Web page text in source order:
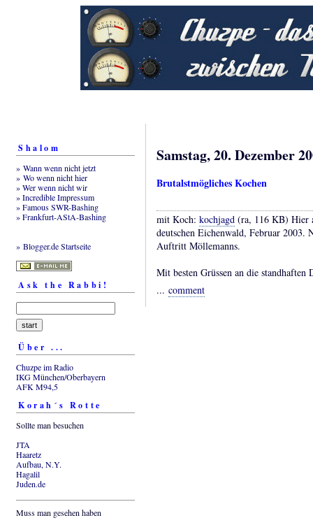
Shalom
» Wann wenn nicht jetzt
» Wo wenn nicht hier
» Wer wenn nicht wir
» Incredible Impressum
» Famous SWR-Bashing
» Frankfurt-AStA-Bashing
» Blogger.de Startseite
Ask the Rabbi!
Über ...
Chuzpe im Radio
IKG München/Oberbayern
AFK M94,5
Korah´s Rotte
Sollte man besuchen
JTA
Haaretz
Aufbau, N.Y.
Hagalil
Juden.de
Muss man gesehen haben
Samstag, 20. Dezember
Brutalstmögliches Kochen
mit Koch: kochjagd (ra, 116 KB) Hier
deutschen Eichenwald, Februar 2003.
Auftritt Möllemanns.
Mit besten Grüssen an die standhaften
... comment